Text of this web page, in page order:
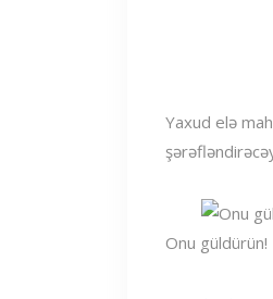
Yaxud elə
Onu güldürün!